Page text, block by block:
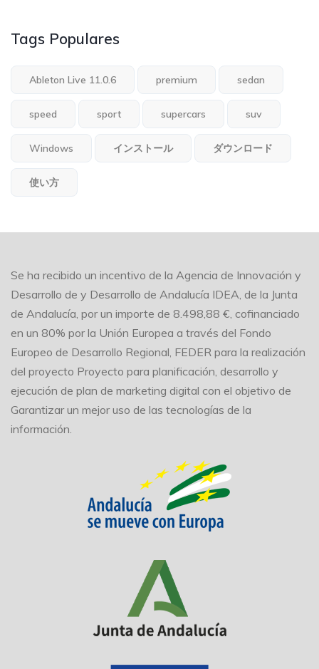
Tags Populares
Ableton Live 11.0.6 premium sedan
speed sport supercars suv
Windows インストール ダウンロード
使い方
Se ha recibido un incentivo de la Agencia de Innovación y
Desarrollo de y Desarrollo de Andalucía IDEA, de la Junta
de Andalucía, por un importe de 8.498,88 €, cofinanciado
en un 80% por la Unión Europea a través del Fondo
Europeo de Desarrollo Regional, FEDER para la realización
del proyecto Proyecto para planificación, desarrollo y
ejecución de plan de marketing digital con el objetivo de
Garantizar un mejor uso de las tecnologías de la
información.